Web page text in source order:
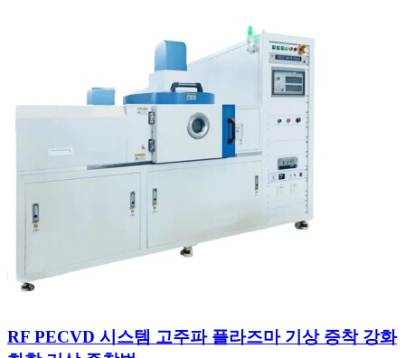
RF PECVD 시스템 고주파 플라즈마 기상 증착 강화